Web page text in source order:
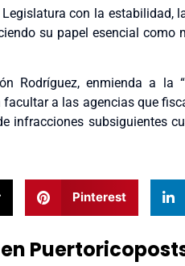
con la estabilidad,
su papel esencial como
Rodríguez, enmienda a la
facultar a las agencias que
infracciones subsiguientes
Pinterest